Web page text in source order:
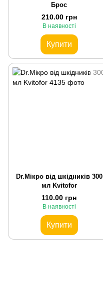
Брос
210.00 грн
В наявності
Купити
Dr.Мікро від шкідників 300
мл Kvitofor
110.00 грн
В наявності
Купити